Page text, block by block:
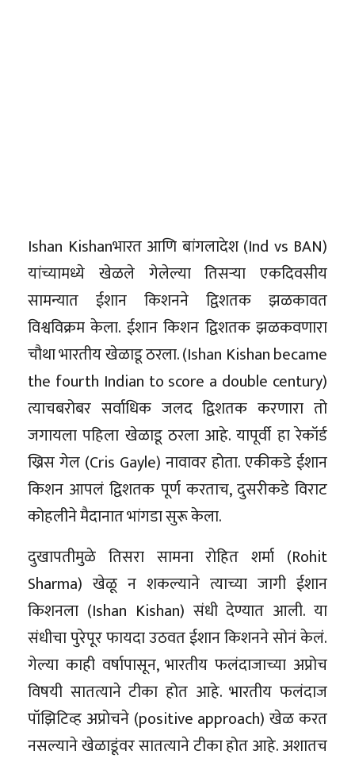
Ishan Kishanभारत आणि बांगलादेश (Ind vs BAN)
यांच्यामध्ये खेळले गेलेल्या तिसऱ्या एकदिवसीय
सामन्यात ईशान किशनने द्विशतक झळकावत
विश्वविक्रम केला. ईशान किशन द्विशतक झळकवणारा
चौथा भारतीय खेळाडू ठरला. (Ishan Kishan became
the fourth Indian to score a double century)
त्याचबरोबर सर्वाधिक जलद द्विशतक करणारा तो
जगायला पहिला खेळाडू ठरला आहे. यापूर्वी हा रेकॉर्ड
ख्रिस गेल (Cris Gayle) नावावर होता. एकीकडे ईशान
किशन आपलं द्विशतक पूर्ण करताच, दुसरीकडे विराट
कोहलीने मैदानात भांगडा सुरू केला.
दुखापतीमुळे तिसरा सामना रोहित शर्मा (Rohit
Sharma) खेळू न शकल्याने त्याच्या जागी ईशान
किशनला (Ishan Kishan) संधी देण्यात आली. या
संधीचा पुरेपूर फायदा उठवत ईशान किशनने सोनं केलं.
गेल्या काही वर्षापासून, भारतीय फलंदाजाच्या अप्रोच
विषयी सातत्याने टीका होत आहे. भारतीय फलंदाज
पॉझिटिव्ह अप्रोचने (positive approach) खेळ करत
नसल्याने खेळाडूंवर सातत्याने टीका होत आहे. अशातच